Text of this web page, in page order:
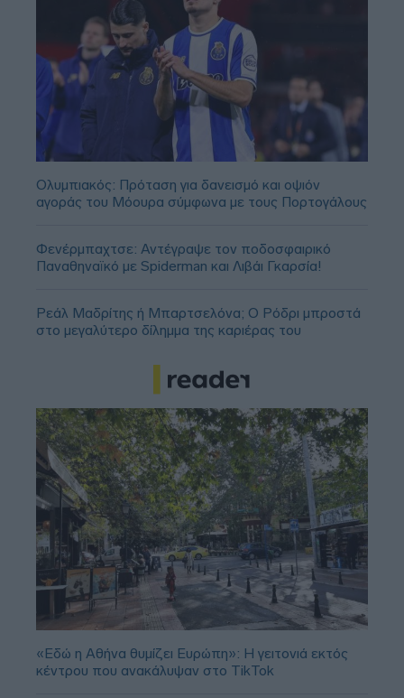
Ολυμπιακός: Πρόταση για δανεισμό και οψιόν
αγοράς του Μόουρα σύμφωνα με τους Πορτογάλους
Φενέρμπαχτσε: Αντέγραψε τον ποδοσφαιρικό
Παναθηναϊκό με Spiderman και Λιβάι Γκαρσία!
Ρεάλ Μαδρίτης ή Μπαρτσελόνα; Ο Ρόδρι μπροστά
στο μεγαλύτερο δίλημμα της καριέρας του
«Εδώ η Αθήνα θυμίζει Ευρώπη»: H γειτονιά εκτός
κέντρου που ανακάλυψαν στο TikTok